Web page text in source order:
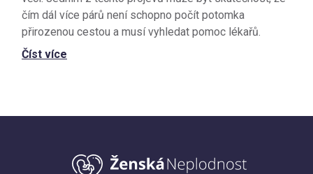
čím dál více párů není schopno počít potomka
přirozenou cestou a musí vyhledat pomoc lékařů.
Číst více